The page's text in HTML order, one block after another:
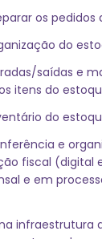
os
do
saídas e
itens do
do
e
fiscal (digital
e em
infraestrutura